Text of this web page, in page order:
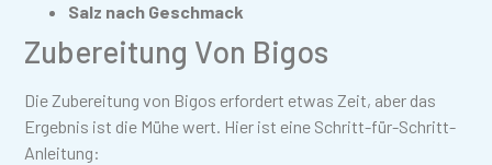
Salz nach Geschmack
Zubereitung Von Bigos
Die Zubereitung von Bigos erfordert etwas Zeit, aber das
Ergebnis ist die Mühe wert. Hier ist eine Schritt-für-Schritt-
Anleitung: